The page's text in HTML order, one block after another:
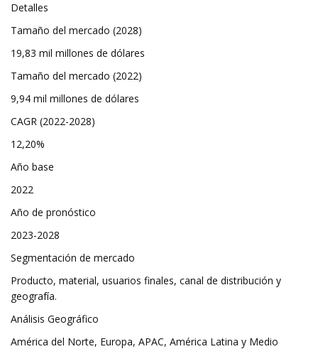
Detalles
Tamaño del mercado (2028)
19,83 mil millones de dólares
Tamaño del mercado (2022)
9,94 mil millones de dólares
CAGR (2022-2028)
12,20%
Año base
2022
Año de pronóstico
2023-2028
Segmentación de mercado
Producto, material, usuarios finales, canal de distribución y
geografía.
Análisis Geográfico
América del Norte, Europa, APAC, América Latina y Medio